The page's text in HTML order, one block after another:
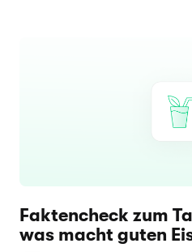
Faktencheck zum
was macht guten